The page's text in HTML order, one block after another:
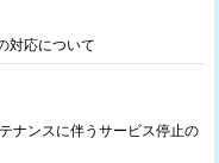
対応について
ナンスに伴うサービス停止の